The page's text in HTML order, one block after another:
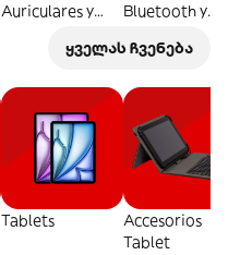
Auriculares y
Bluetooth y
ყველას ჩვენება
Tablets
Accesorios
Tablet